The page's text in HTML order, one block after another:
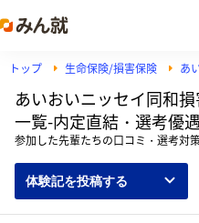
トップ 生命保険/損害保険 あ
あいおいニッセイ同和
一覧-内定直結・選考優
参加した先輩たちの口コミ・選考対
体験記を投稿する